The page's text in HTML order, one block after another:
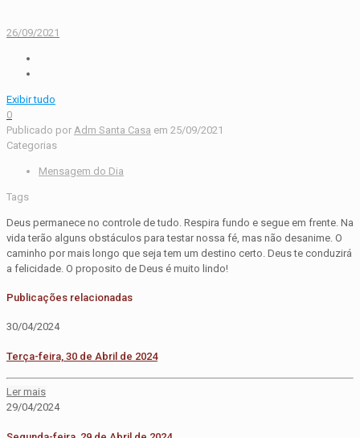
26/09/2021
Exibir tudo
0
Publicado por Adm Santa Casa em 25/09/2021
Categorias
Mensagem do Dia
Tags
Deus permanece no controle de tudo. Respira fundo e segue em frente. Na
vida terão alguns obstáculos para testar nossa fé, mas não desanime. O
caminho por mais longo que seja tem um destino certo. Deus te conduzirá
a felicidade. O proposito de Deus é muito lindo!
Publicações relacionadas
30/04/2024
Terça-feira, 30 de Abril de 2024
Ler mais
29/04/2024